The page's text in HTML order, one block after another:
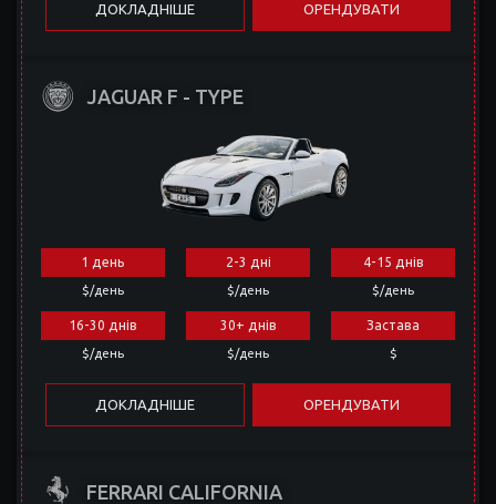
ДОКЛАДНІШЕ ОРЕНДУВАТИ
JAGUAR F - TYPE
1 день
$/день
2-3 дні
$/день
4-15 днів
$/день
16-30 днів
$/день
30+ днів
$/день
Застава
$
ДОКЛАДНІШЕ ОРЕНДУВАТИ
FERRARI CALIFORNIA